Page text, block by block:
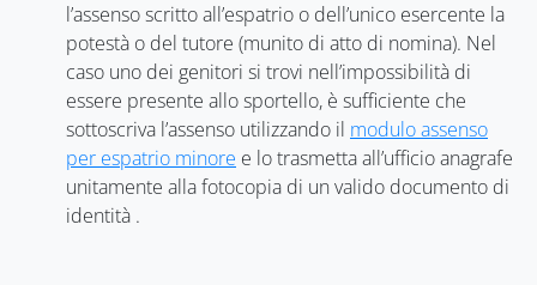
l’assenso scritto all’espatrio o dell’unico esercente la
potestà o del tutore (munito di atto di nomina). Nel
caso uno dei genitori si trovi nell’impossibilità di
essere presente allo sportello, è sufficiente che
sottoscriva l’assenso utilizzando il modulo assenso
per espatrio minore e lo trasmetta all’ufficio anagrafe
unitamente alla fotocopia di un valido documento di
identità .